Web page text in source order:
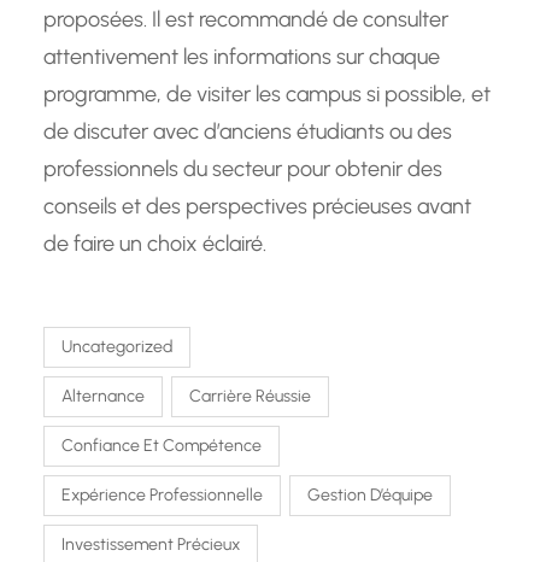
proposées. Il est recommandé de consulter
attentivement les informations sur chaque
programme, de visiter les campus si possible, et
de discuter avec d’anciens étudiants ou des
professionnels du secteur pour obtenir des
conseils et des perspectives précieuses avant
de faire un choix éclairé.
Uncategorized
Alternance Carrière Réussie
Confiance Et Compétence
Expérience Professionnelle Gestion D’équipe
Investissement Précieux